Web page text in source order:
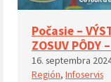
Počasie –
ZOSUV PÔDY
16. septembra
Región, Infoservis